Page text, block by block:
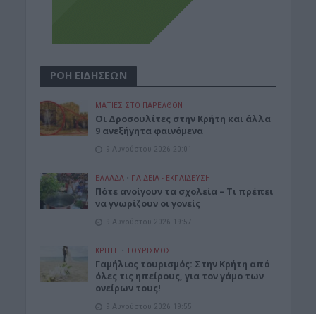
ΡΟΗ ΕΙΔΗΣΕΩΝ
ΜΑΤΙΕΣ ΣΤΟ ΠΑΡΕΛΘΟΝ
Οι Δροσουλίτες στην Κρήτη και άλλα
9 ανεξήγητα φαινόμενα
9 Αυγούστου 2026 20:01
ΕΛΛΑΔΑ • ΠΑΙΔΕΙΑ - ΕΚΠΑΙΔΕΥΣΗ
Πότε ανοίγουν τα σχολεία – Τι πρέπει
να γνωρίζουν οι γονείς
9 Αυγούστου 2026 19:57
ΚΡΗΤΗ • ΤΟΥΡΙΣΜΟΣ
Γαμήλιος τουρισμός: Στην Κρήτη από
όλες τις ηπείρους, για τον γάμο των
ονείρων τους!
9 Αυγούστου 2026 19:55